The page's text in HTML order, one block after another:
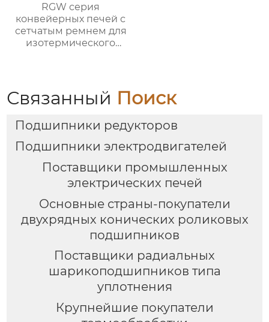
RGW серия
конвейерных печей с
сетчатым ремнем для
изотермического
Связанный Поиск
Подшипники редукторов
Подшипники электродвигателей
Поставщики промышленных
электрических печей
Основные страны-покупатели
двухрядных конических роликовых
подшипников
Поставщики радиальных
шарикоподшипников типа
уплотнения
Крупнейшие покупатели